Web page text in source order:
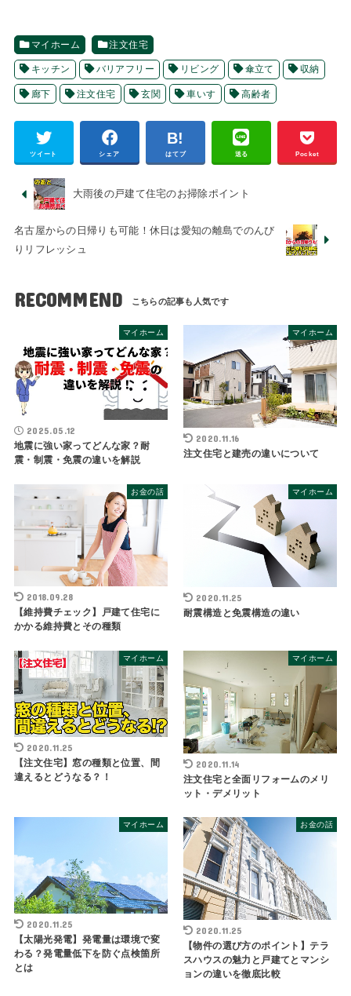
マイホーム 注文住宅
キッチン バリアフリー リビング 傘立て 収納
廊下 注文住宅 玄関 車いす 高齢者
ツイート シェア はてブ 送る Pocket
大雨後の戸建て住宅のお掃除ポイント
名古屋からの日帰りも可能！休日は愛知の離島でのんび
りリフレッシュ
RECOMMEND
マイホーム
2025.05.12
地震に強い家ってどんな家？耐
震・制震・免震の違いを解説
マイホーム
2020.11.16
注文住宅と建売の違いについて
お金の話
2018.09.28
【維持費チェック】戸建て住宅に
かかる維持費とその種類
マイホーム
2020.11.25
耐震構造と免震構造の違い
マイホーム
2020.11.25
【注文住宅】窓の種類と位置、間
違えるとどうなる？！
マイホーム
2020.11.14
注文住宅と全面リフォームのメリ
ット・デメリット
マイホーム
2020.11.25
【太陽光発電】発電量は環境で変
わる？発電量低下を防ぐ点検箇所
とは
お金の話
2020.11.25
【物件の選び方のポイント】テラ
スハウスの魅力と戸建てとマンシ
ョンの違いを徹底比較